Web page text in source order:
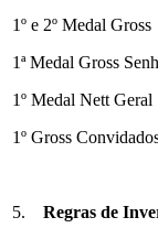
1º e 2º Medal Gross
1ª Medal Gross
1º Medal Nett Geral
1º Gross
5. Regras de